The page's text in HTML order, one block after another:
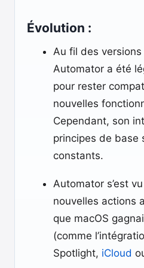
Évolution :
Au fil des versions
Automator a été
pour rester
nouvelles
Cependant, son
principes de base
constants.
Automator s’est
nouvelles actions
que macOS
(comme
Spotlight, iCloud